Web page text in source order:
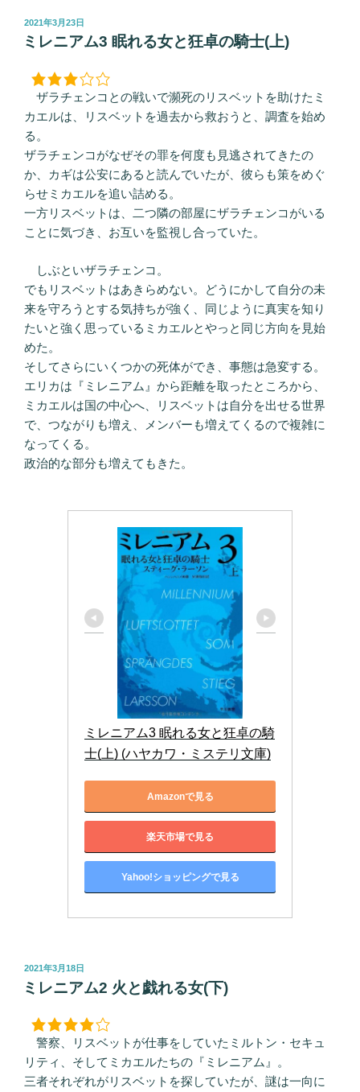
投
稿
日:
2021年3月23日
ミレニアム3 眠れる女と狂卓の騎士(上)
ザラチェンコとの戦いで瀕死のリスベットを助けたミ
カエルは、リスベットを過去から救おうと、調査を始め
る。
ザラチェンコがなぜその罪を何度も見逃されてきたの
か、カギは公安にあると読んでいたが、彼らも策をめぐ
らせミカエルを追い詰める。
一方リスベットは、二つ隣の部屋にザラチェンコがいる
ことに気づき、お互いを監視し合っていた。
しぶといザラチェンコ。
でもリスベットはあきらめない。どうにかして自分の未
来を守ろうとする気持ちが強く、同じように真実を知り
たいと強く思っているミカエルとやっと同じ方向を見始
めた。
そしてさらにいくつかの死体ができ、事態は急変する。
エリカは『ミレニアム』から距離を取ったところから、
ミカエルは国の中心へ、リスベットは自分を出せる世界
で、つながりも増え、メンバーも増えてくるので複雑に
なってくる。
政治的な部分も増えてもきた。
ミレニアム3 眠れる女と狂卓の騎
士(上) (ハヤカワ・ミステリ文庫)
Amazonで見る
楽天市場で見る
Yahoo!ショッピングで見る
投
稿
日:
2021年3月18日
ミレニアム2 火と戯れる女(下)
警察、リスベットが仕事をしていたミルトン・セキュ
リティ、そしてミカエルたちの『ミレニアム』。
三者それぞれがリスベットを探していたが、謎は一向に